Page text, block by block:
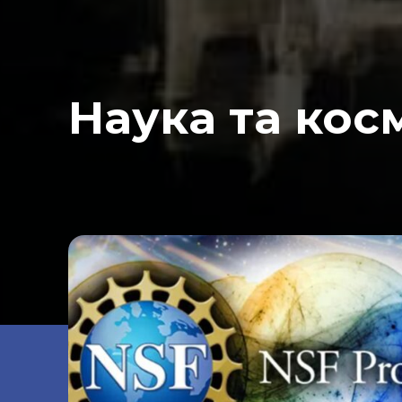
Наука та